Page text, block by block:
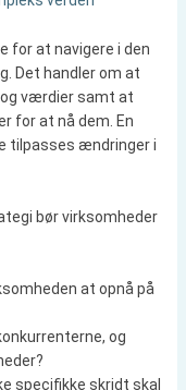
for at navigere i den
Det handler om at
værdier samt at
for at nå dem. En
tilpasses ændringer i
bør virksomheder
at opnå på
og
specifikke skridt skal